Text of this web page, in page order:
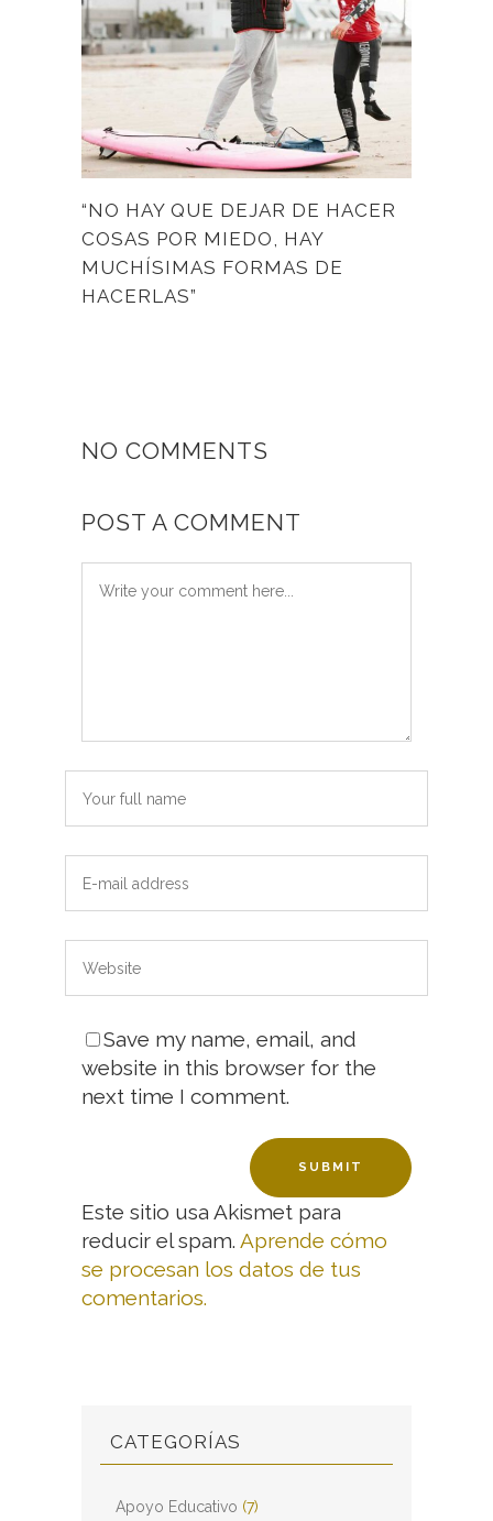
“NO HAY QUE DEJAR DE HACER
COSAS POR MIEDO, HAY
MUCHÍSIMAS FORMAS DE
HACERLAS”
NO COMMENTS
POST A COMMENT
Save my name, email, and
website in this browser for the
next time I comment.
Este sitio usa Akismet para
reducir el spam. Aprende cómo
se procesan los datos de tus
comentarios.
CATEGORÍAS
Apoyo Educativo (7)